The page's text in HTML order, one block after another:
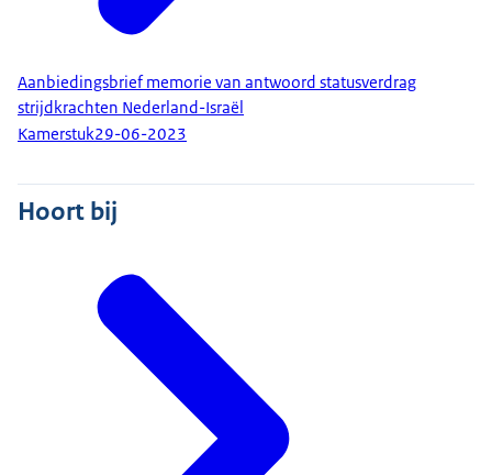
Aanbiedingsbrief memorie van antwoord statusverdrag
strijdkrachten Nederland-Israël
Kamerstuk29-06-2023
Hoort bij